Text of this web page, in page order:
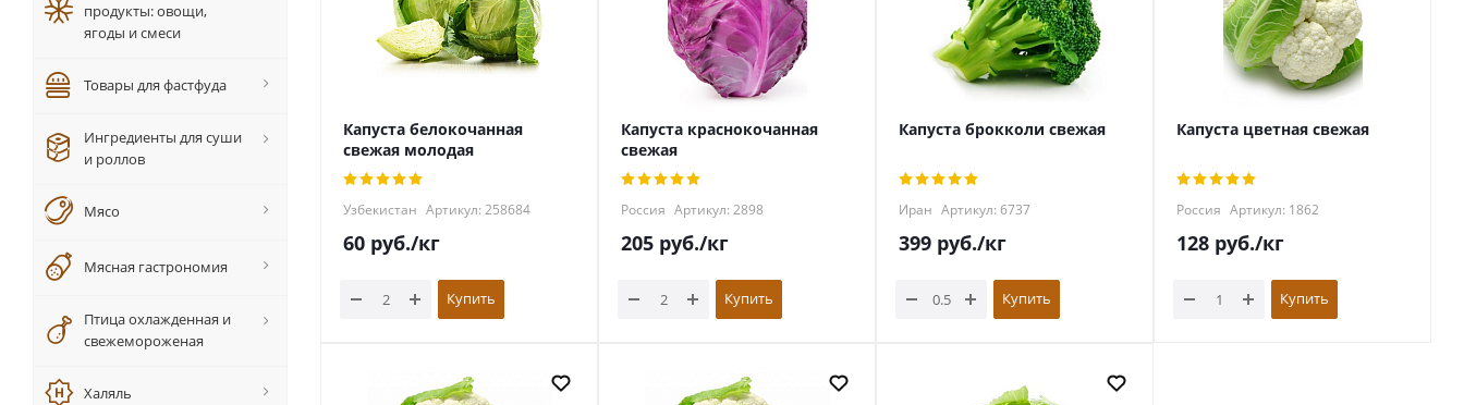
Капуста белокочанная
свежая молодая
Узбекистан Артикул: 258684
60 руб./кг
Купить
Капуста краснокочанная
свежая
Россия Артикул: 2898
205 руб./кг
Купить
Капуста брокколи свежая
Иран Артикул: 6737
399 руб./кг
Купить
Капуста цветная свежая
Россия Артикул: 1862
128 руб./кг
Купить
продукты: овощи,
ягоды и смеси
Товары для фастфуда
Ингредиенты для суши
и роллов
Мясо
Мясная гастрономия
Птица охлажденная и
свежемороженая
Халяль